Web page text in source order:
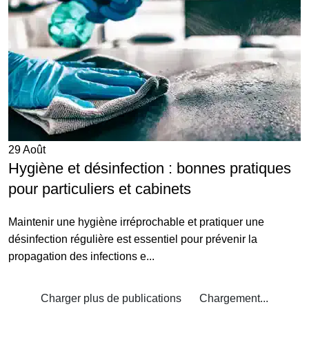
29Août
Hygiène et désinfection : bonnes pratiques
pour particuliers et cabinets
Maintenir une hygiène irréprochable et pratiquer une
désinfection régulière est essentiel pour prévenir la
propagation des infections e...
Charger plus de publications Chargement...